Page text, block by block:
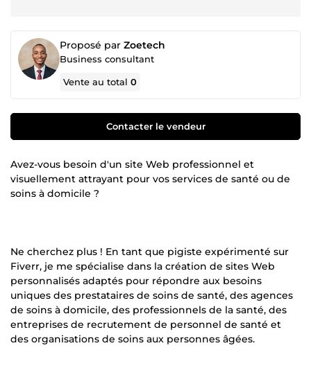
Proposé par Zoetech
Business consultant
Vente au total0
Contacter le vendeur
Avez-vous besoin d'un site Web professionnel et
visuellement attrayant pour vos services de santé ou de
soins à domicile ?
Ne cherchez plus ! En tant que pigiste expérimenté sur
Fiverr, je me spécialise dans la création de sites Web
personnalisés adaptés pour répondre aux besoins
uniques des prestataires de soins de santé, des agences
de soins à domicile, des professionnels de la santé, des
entreprises de recrutement de personnel de santé et
des organisations de soins aux personnes âgées.